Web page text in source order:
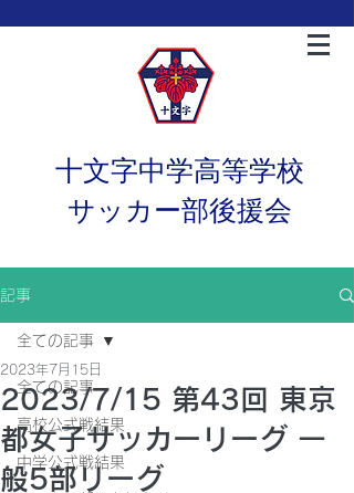
十文字中学高等学校
サッカー部後援会
記事
全ての記事
高校公式戦結果
中学公式戦結果
全ての記事
2023/7/15 第43回 東京
都女子サッカーリーグ 一
般5部リーグ
2023年7月15日